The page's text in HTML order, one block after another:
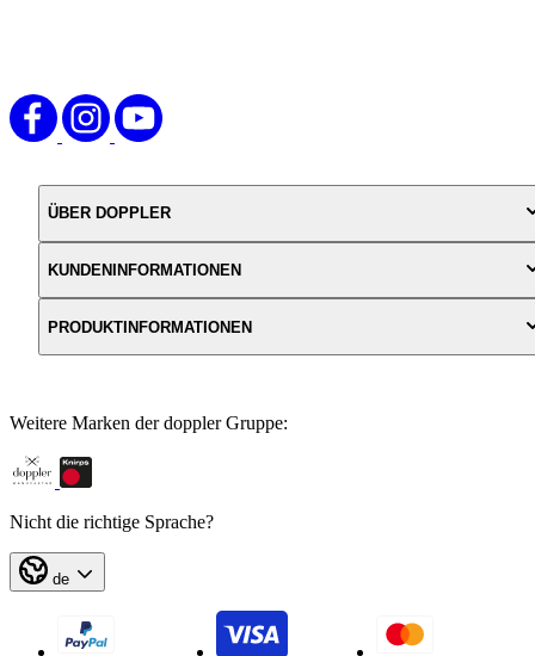
ÜBER DOPPLER
KUNDENINFORMATIONEN
PRODUKTINFORMATIONEN
Weitere Marken der doppler Gruppe:
Nicht die richtige Sprache?
de